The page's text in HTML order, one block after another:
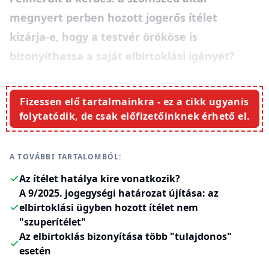
megnyert perben hozott jogerős ítélet
kizárja-e, hogy a testvér örököse is
bizonyíthassa a saját elbirtoklási igényét?
Fizessen elő tartalmainkra - ez a cikk ugyanis
folytatódik, de csak előfizetőinknek érhető el.
A TOVÁBBI TARTALOMBÓL:
Az ítélet hatálya kire vonatkozik?
A 9/2025. jogegységi határozat újítása: az
elbirtoklási ügyben hozott ítélet nem
"szuperítélet"
Az elbirtoklás bizonyítása több "tulajdonos"
esetén